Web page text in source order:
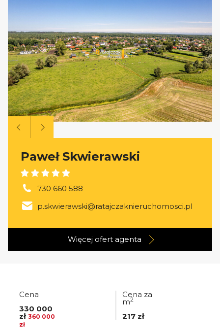
Paweł Skwierawski
730 660 588
p.skwierawski@ratajczaknieruchomosci.pl
Więcej ofert agenta
Cena
330 000
zł 360 000
zł
Cena za
m2
217 zł